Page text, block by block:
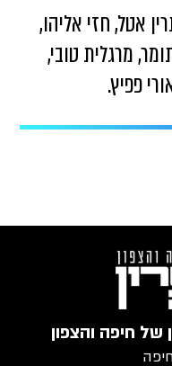
אטל, חזי אליהו,
מרגלית טובי,
פפיץ.
של חיפה והצפון